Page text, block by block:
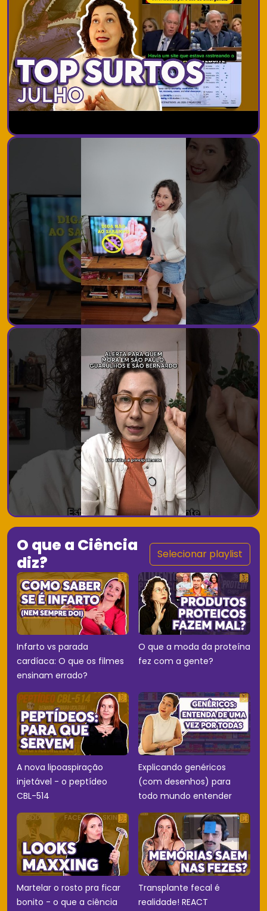
O que a Ciência
diz?
Selecionar playlist
Infarto vs parada
cardíaca: O que os filmes
ensinam errado?
O que a moda da proteína
fez com a gente?
A nova lipoaspiração
injetável - o peptídeo
CBL-514
Explicando genéricos
(com desenhos) para
todo mundo entender
Martelar o rosto pra ficar
bonito - o que a ciência
Transplante fecal é
realidade! REACT